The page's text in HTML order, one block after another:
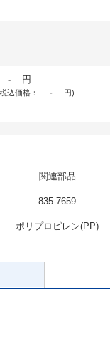
- 円
込価格： - 円)
関連部品
835-7659
ポリプロピレン(PP)